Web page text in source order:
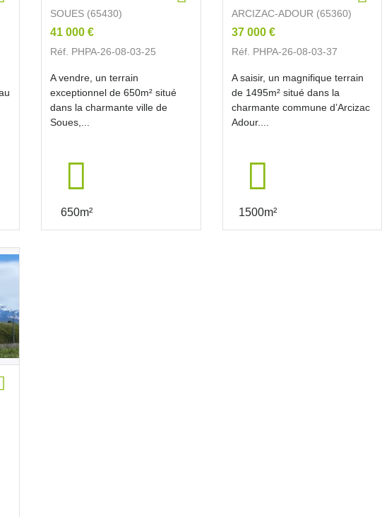
SOUES (65430)
41 000 €
Réf. PHPA-26-08-03-25
A vendre, un terrain
exceptionnel de 650m² situé
dans la charmante ville de
Soues,...
650m²
ARCIZAC-ADOUR (65360)
37 000 €
Réf. PHPA-26-08-03-37
A saisir, un magnifique terrain
de 1495m² situé dans la
charmante commune d’Arcizac
Adour....
1500m²